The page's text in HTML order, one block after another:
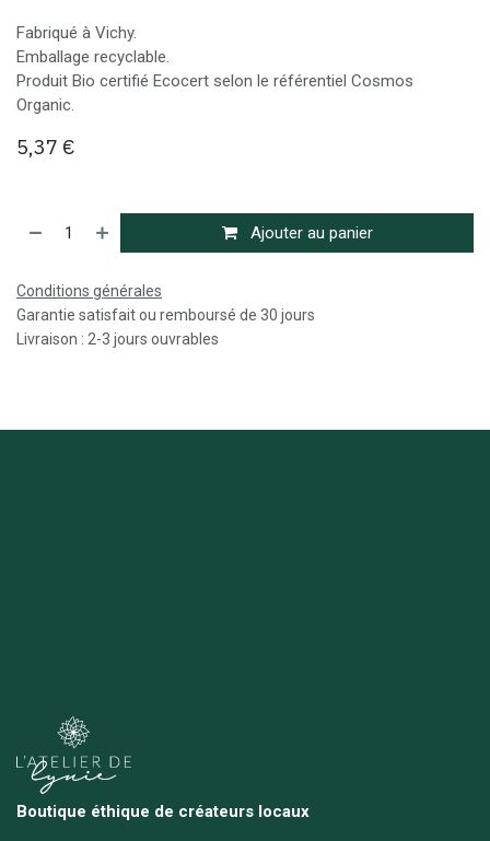
Fabriqué à Vichy.
Emballage recyclable.
Produit Bio certifié Ecocert selon le référentiel Cosmos
Organic.
5,37 €
Ajouter au panier
Conditions générales
Garantie satisfait ou remboursé de 30 jours
Livraison : 2-3 jours ouvrables
Boutique éthique de créateurs locaux